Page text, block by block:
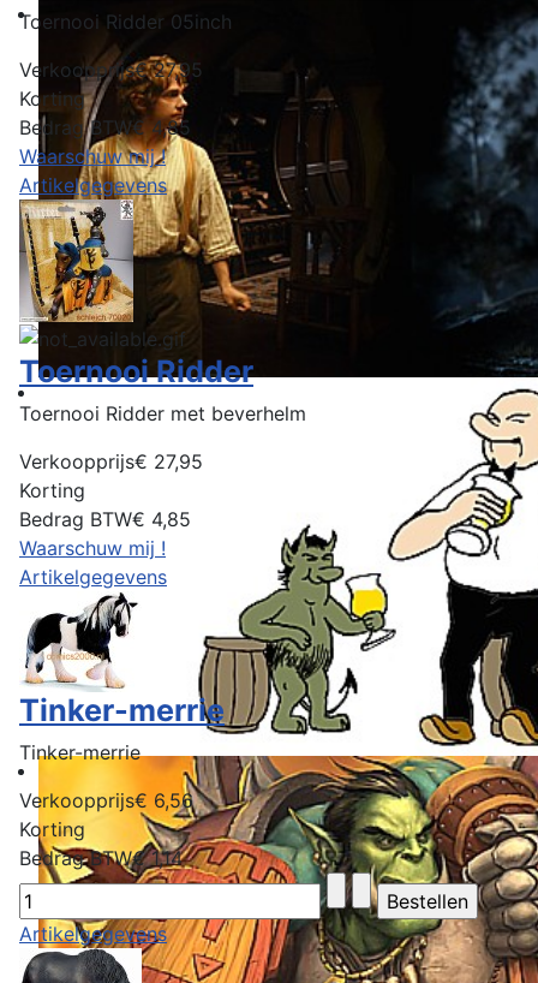
Toernooi Ridder 05inch
Verkoopprijs€ 27,95
Korting
Bedrag BTW€ 4,85
Waarschuw mij !
Artikelgegevens
Toernooi Ridder
Toernooi Ridder met beverhelm
Verkoopprijs€ 27,95
Korting
Bedrag BTW€ 4,85
Waarschuw mij !
Artikelgegevens
Tinker-merrie
Tinker-merrie
Verkoopprijs€ 6,56
Korting
Bedrag BTW€ 1,14
Artikelgegevens